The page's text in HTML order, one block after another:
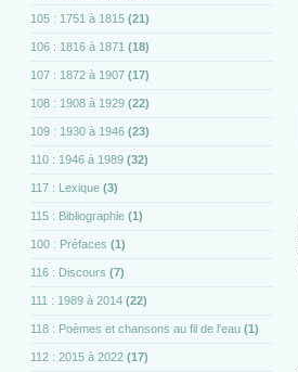
105 : 1751 à 1815 (21)
106 : 1816 à 1871 (18)
107 : 1872 à 1907 (17)
108 : 1908 à 1929 (22)
109 : 1930 à 1946 (23)
110 : 1946 à 1989 (32)
117 : Lexique (3)
115 : Bibliographie (1)
100 : Préfaces (1)
116 : Discours (7)
111 : 1989 à 2014 (22)
118 : Poèmes et chansons au fil de l'eau (1)
112 : 2015 à 2022 (17)